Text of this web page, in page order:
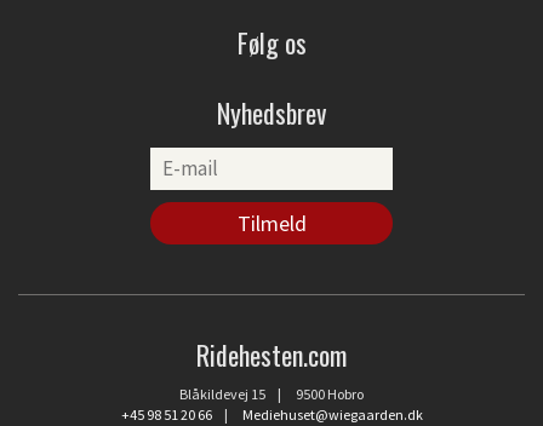
Følg os
Nyhedsbrev
Ridehesten.com
Blåkildevej 15 | 9500 Hobro
+45 98 51 20 66| Mediehuset@wiegaarden.dk